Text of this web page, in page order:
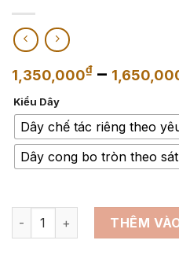
1,350,000₫ –
Kiểu Dây
Dây chế tác riêng theo
Dây cong bo tròn theo
Dây da đồng hồ thay thế
THÊM